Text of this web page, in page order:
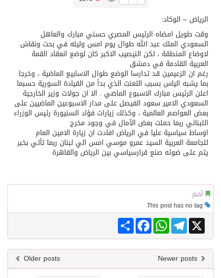
ثلة من الضابطات في الجييش الكويتي
مدينة الملك سلمان للطاقة “سبارك” توقع اتفاقية تطوير مصانع جاهزة ومتخصصة في مجال الطاقة
كسوة الكعبة تعتلي البيت العتيق
“سبيس إكس” تطلق 24 قمرًا صناعيًا جديدًا إلى الفضاء
الرياض – الوكاد:
وقت طويل امضاه الرئيس المصري حسني مبارك والعاهل
السعودي الملك عبد الله طوال يوم امس وليله في بحث ونقاش
لاوضاع المنطقة ، لكن النيصيب الاكبر كان لوضع انعقاد القمة
العربية القادمة في دمشق
رغم ان الزعيمين قد تدارسا الوضع طوال الاسابيع الماضية ، وخرجا
بما يشبه الياس بسبب التعنت الذي بدأ من القيادة السورية حسبما
اعلن الرئيس مبارك الاسبوع الماضي . الا ان جولات وزير الخارجية
السعودي الامير سعود الفيصل على مدار الاسبوعين الماضيين على
بعض العواصم العالمية ، وكذلك زيارات فؤاد السنيورة رئيس الوزراء
اللبناني ربما حملت بعض الآمال في وجود مخرج
اوساط سياسية عليا في الرياض افادت ان زيارة الامين العام
للجامعة العربية السيد عمرو موسي امس الي لبنان ربما تأتي بخبر
يتم على ضوئه صنع قرارسياسي بين الرياض والقاهرة
أخبار
Share
FacebookWhatsAppTelegram X
Older posts